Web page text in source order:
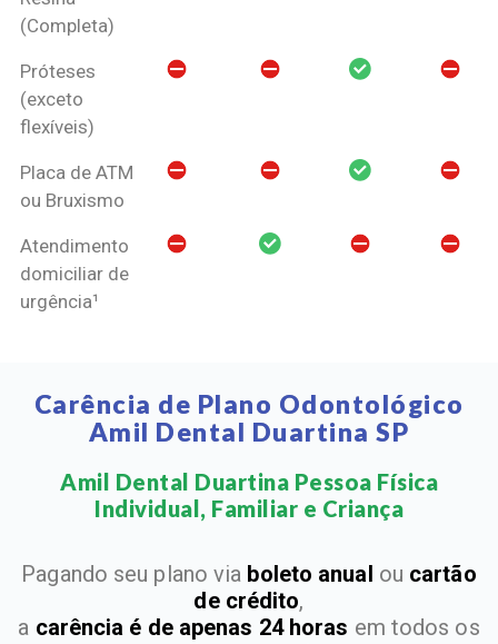
(Completa)
Próteses
(exceto
flexíveis)
Placa de ATM
ou Bruxismo
Atendimento
domiciliar de
urgência¹
Carência de Plano Odontológico
Amil Dental Duartina SP
Amil Dental Duartina Pessoa Física
Individual, Familiar e Criança​
Pagando seu plano via boleto anual ou cartão
de crédito,
a carência é de apenas 24 horas em todos os